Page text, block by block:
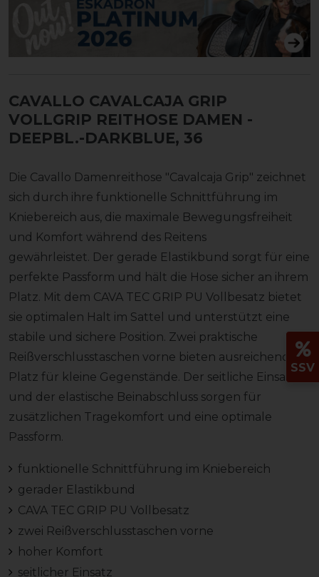
CAVALLO CAVALCAJA GRIP
VOLLGRIP REITHOSE DAMEN -
DEEPBL.-DARKBLUE, 36
Die Cavallo Damenreithose "Cavalcaja Grip" zeichnet
sich durch ihre funktionelle Schnittführung im
Kniebereich aus, die maximale Bewegungsfreiheit
und Komfort während des Reitens
gewährleistet. Der gerade Elastikbund sorgt für eine
perfekte Passform und hält die Hose sicher an ihrem
Platz. Mit dem CAVA TEC GRIP PU Vollbesatz bietet
sie optimalen Halt im Sattel und unterstützt eine
stabile und sichere Position. Zwei praktische
Reißverschlusstaschen vorne bieten ausreichend
Platz für kleine Gegenstände. Der seitliche Einsatz
und der elastische Beinabschluss sorgen für
zusätzlichen Tragekomfort und eine optimale
Passform.
funktionelle Schnittführung im Kniebereich
gerader Elastikbund
CAVA TEC GRIP PU Vollbesatz
zwei Reißverschlusstaschen vorne
hoher Komfort
seitlicher Einsatz
SSV